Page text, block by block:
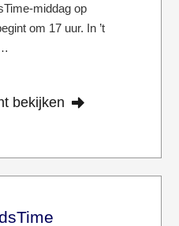
middag op
om 17 uur. In ’t
bekijken